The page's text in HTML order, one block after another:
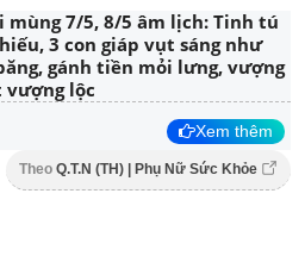
mùng 7/5, 8/5 âm lịch: Tinh tú
3 con giáp vụt sáng như
gánh tiền mỏi lưng, vượng
vượng lộc
Xem thêm
Theo Q.T.N (TH) | Phụ Nữ Sức Khỏe